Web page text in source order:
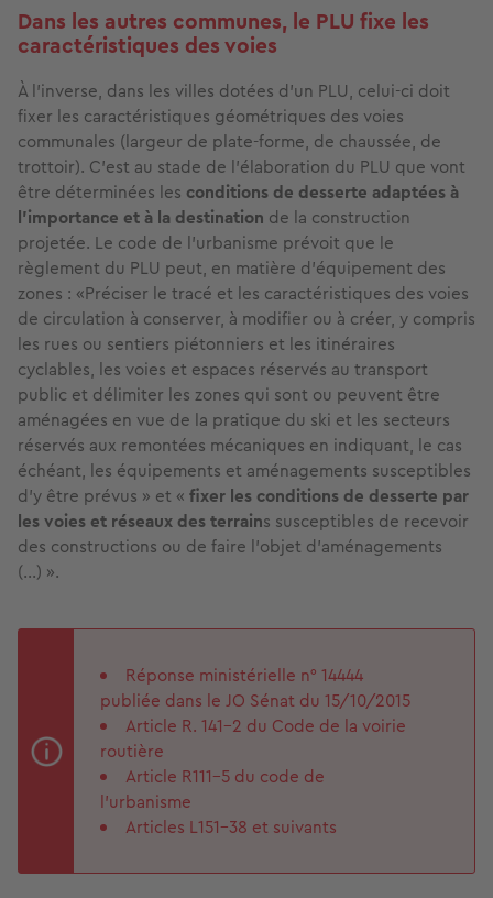
Dans les autres communes, le PLU fixe les
caractéristiques des voies
À l’inverse, dans les villes dotées d’un PLU, celui-ci doit
fixer les caractéristiques géométriques des voies
communales (largeur de plate-forme, de chaussée, de
trottoir). C’est au stade de l’élaboration du PLU que vont
être déterminées les conditions de desserte adaptées à
l’importance et à la destination de la construction
projetée. Le code de l'urbanisme prévoit que le
règlement du PLU peut, en matière d'équipement des
zones : «Préciser le tracé et les caractéristiques des voies
de circulation à conserver, à modifier ou à créer, y compris
les rues ou sentiers piétonniers et les itinéraires
cyclables, les voies et espaces réservés au transport
public et délimiter les zones qui sont ou peuvent être
aménagées en vue de la pratique du ski et les secteurs
réservés aux remontées mécaniques en indiquant, le cas
échéant, les équipements et aménagements susceptibles
d'y être prévus » et « fixer les conditions de desserte par
les voies et réseaux des terrains susceptibles de recevoir
des constructions ou de faire l'objet d'aménagements
(...) ».
Réponse ministérielle n° 14444
publiée dans le JO Sénat du 15/10/2015
Article R. 141-2 du Code de la voirie
routière
Article R111-5 du code de
l’urbanisme
Articles L151-38 et suivants